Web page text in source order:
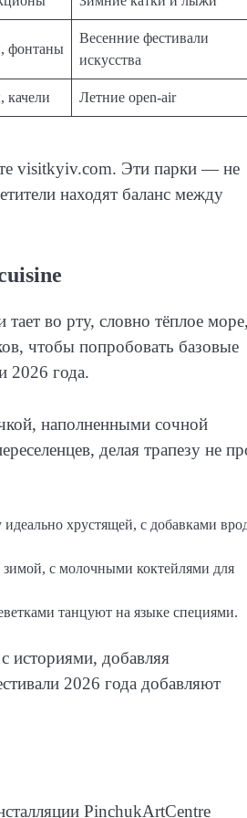
фонтаны
Весенние фестивали
искусства
качели Летние open-air
visitkyiv.com. Эти парки — не
находят баланс между
во рту, словно тёплое
чтобы попробовать базовые
2026 года.
наполненными сочной
делая трапезу не
идеально хрустящей, с добавками
с молочными коктейлями для
танцуют на языке специями.
историями, добавляя
2026 года добавляют
PinchukArtCentre